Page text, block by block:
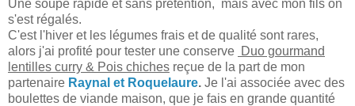
Une soupe rapide et sans prétention, mais avec mon fils on
s'est régalés.
C'est l'hiver et les légumes frais et de qualité sont rares,
alors j'ai profité pour tester une conserve Duo gourmand
lentilles curry & Pois chiches reçue de la part de mon
partenaire Raynal et Roquelaure. Je l'ai associée avec des
boulettes de viande maison, que je fais en grande quantité